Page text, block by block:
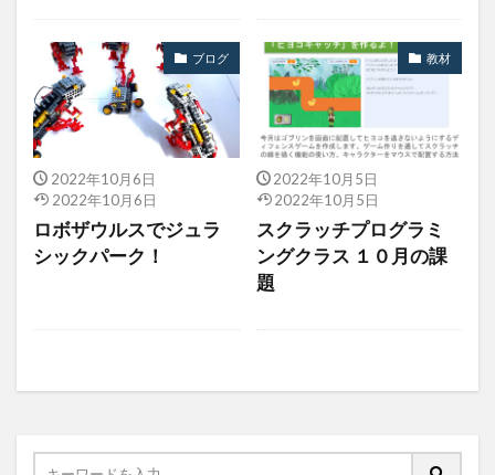
ブログ
2022年10月6日
2022年10月6日
ロボザウルスでジュラ
シックパーク！
教材
2022年10月5日
2022年10月5日
スクラッチプログラミ
ングクラス １０月の課
題